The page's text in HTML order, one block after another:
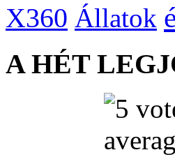
X360 Állatok
A HÉT